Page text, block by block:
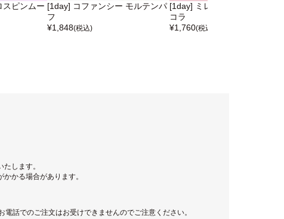
スピンムー [1day] コファンシー モルテンパ
フ
¥1,848(税込)
[1day] ミレディ プリンセスシ
コラ
¥1,760(税込)
します。
かる場合があります。
電話でのご注文はお受けできませんのでご注意ください。